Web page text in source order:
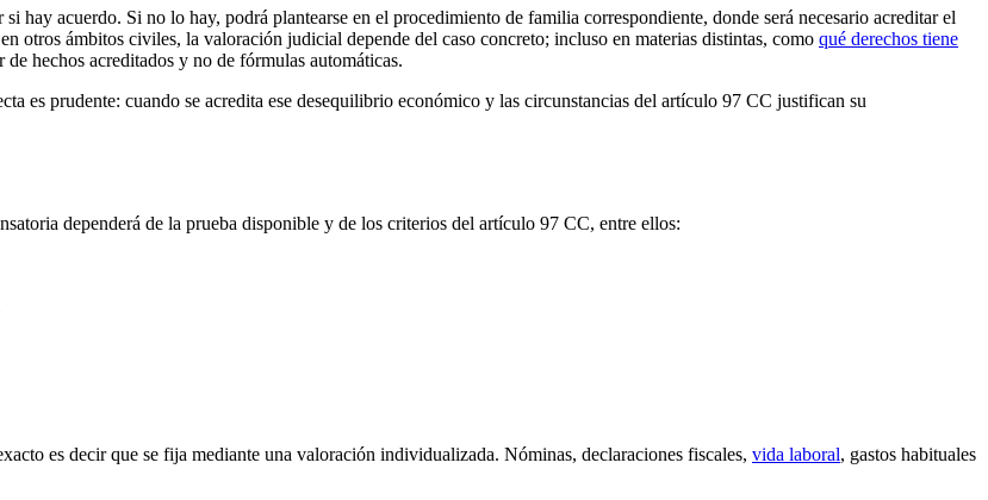
hay acuerdo. Si no lo hay, podrá plantearse en el procedimiento de familia correspondiente, donde será necesario acreditar el
otros ámbitos civiles, la valoración judicial depende del caso concreto; incluso en materias distintas, como qué derechos tiene
hechos acreditados y no de fórmulas automáticas.
es prudente: cuando se acredita ese desequilibrio económico y las circunstancias del artículo 97 CC justifican su
dependerá de la prueba disponible y de los criterios del artículo 97 CC, entre ellos:
es decir que se fija mediante una valoración individualizada. Nóminas, declaraciones fiscales, vida laboral, gastos habituales